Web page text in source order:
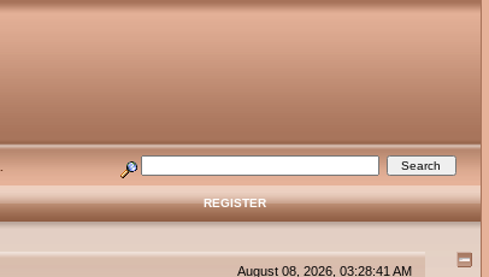
REGISTER
August 08, 2026, 03:28:41 AM